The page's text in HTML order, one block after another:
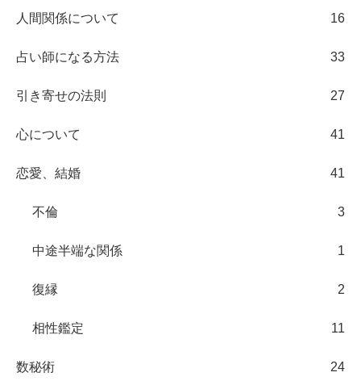
人間関係について 16
占い師になる方法 33
引き寄せの法則 27
心について 41
恋愛、結婚 41
不倫 3
中途半端な関係 1
復縁 2
相性鑑定 11
数秘術 24